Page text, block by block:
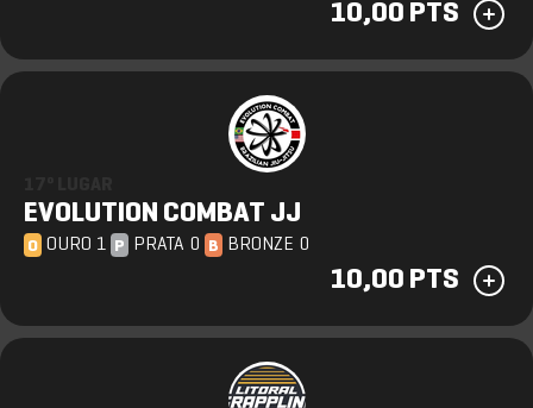
10,00 PTS
EVOLUTION COMBAT JJ
O OURO 1 P PRATA 0 B BRONZE 0
10,00 PTS